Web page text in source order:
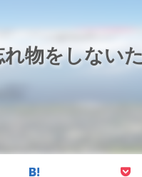
物をしない